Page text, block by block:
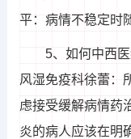
平：病情不稳定时
5、如何中西
风湿免疫科徐蕾：
虑接受缓解病情药
炎的病人应该在明